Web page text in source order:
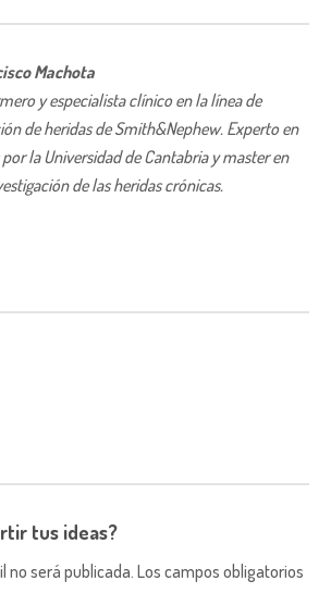
Machota
y especialista clínico en la línea de
de heridas de Smith&Nephew. Experto en
la Universidad de Cantabria y master en
de las heridas crónicas.
tus ideas?
no será publicada. Los campos obligatorios